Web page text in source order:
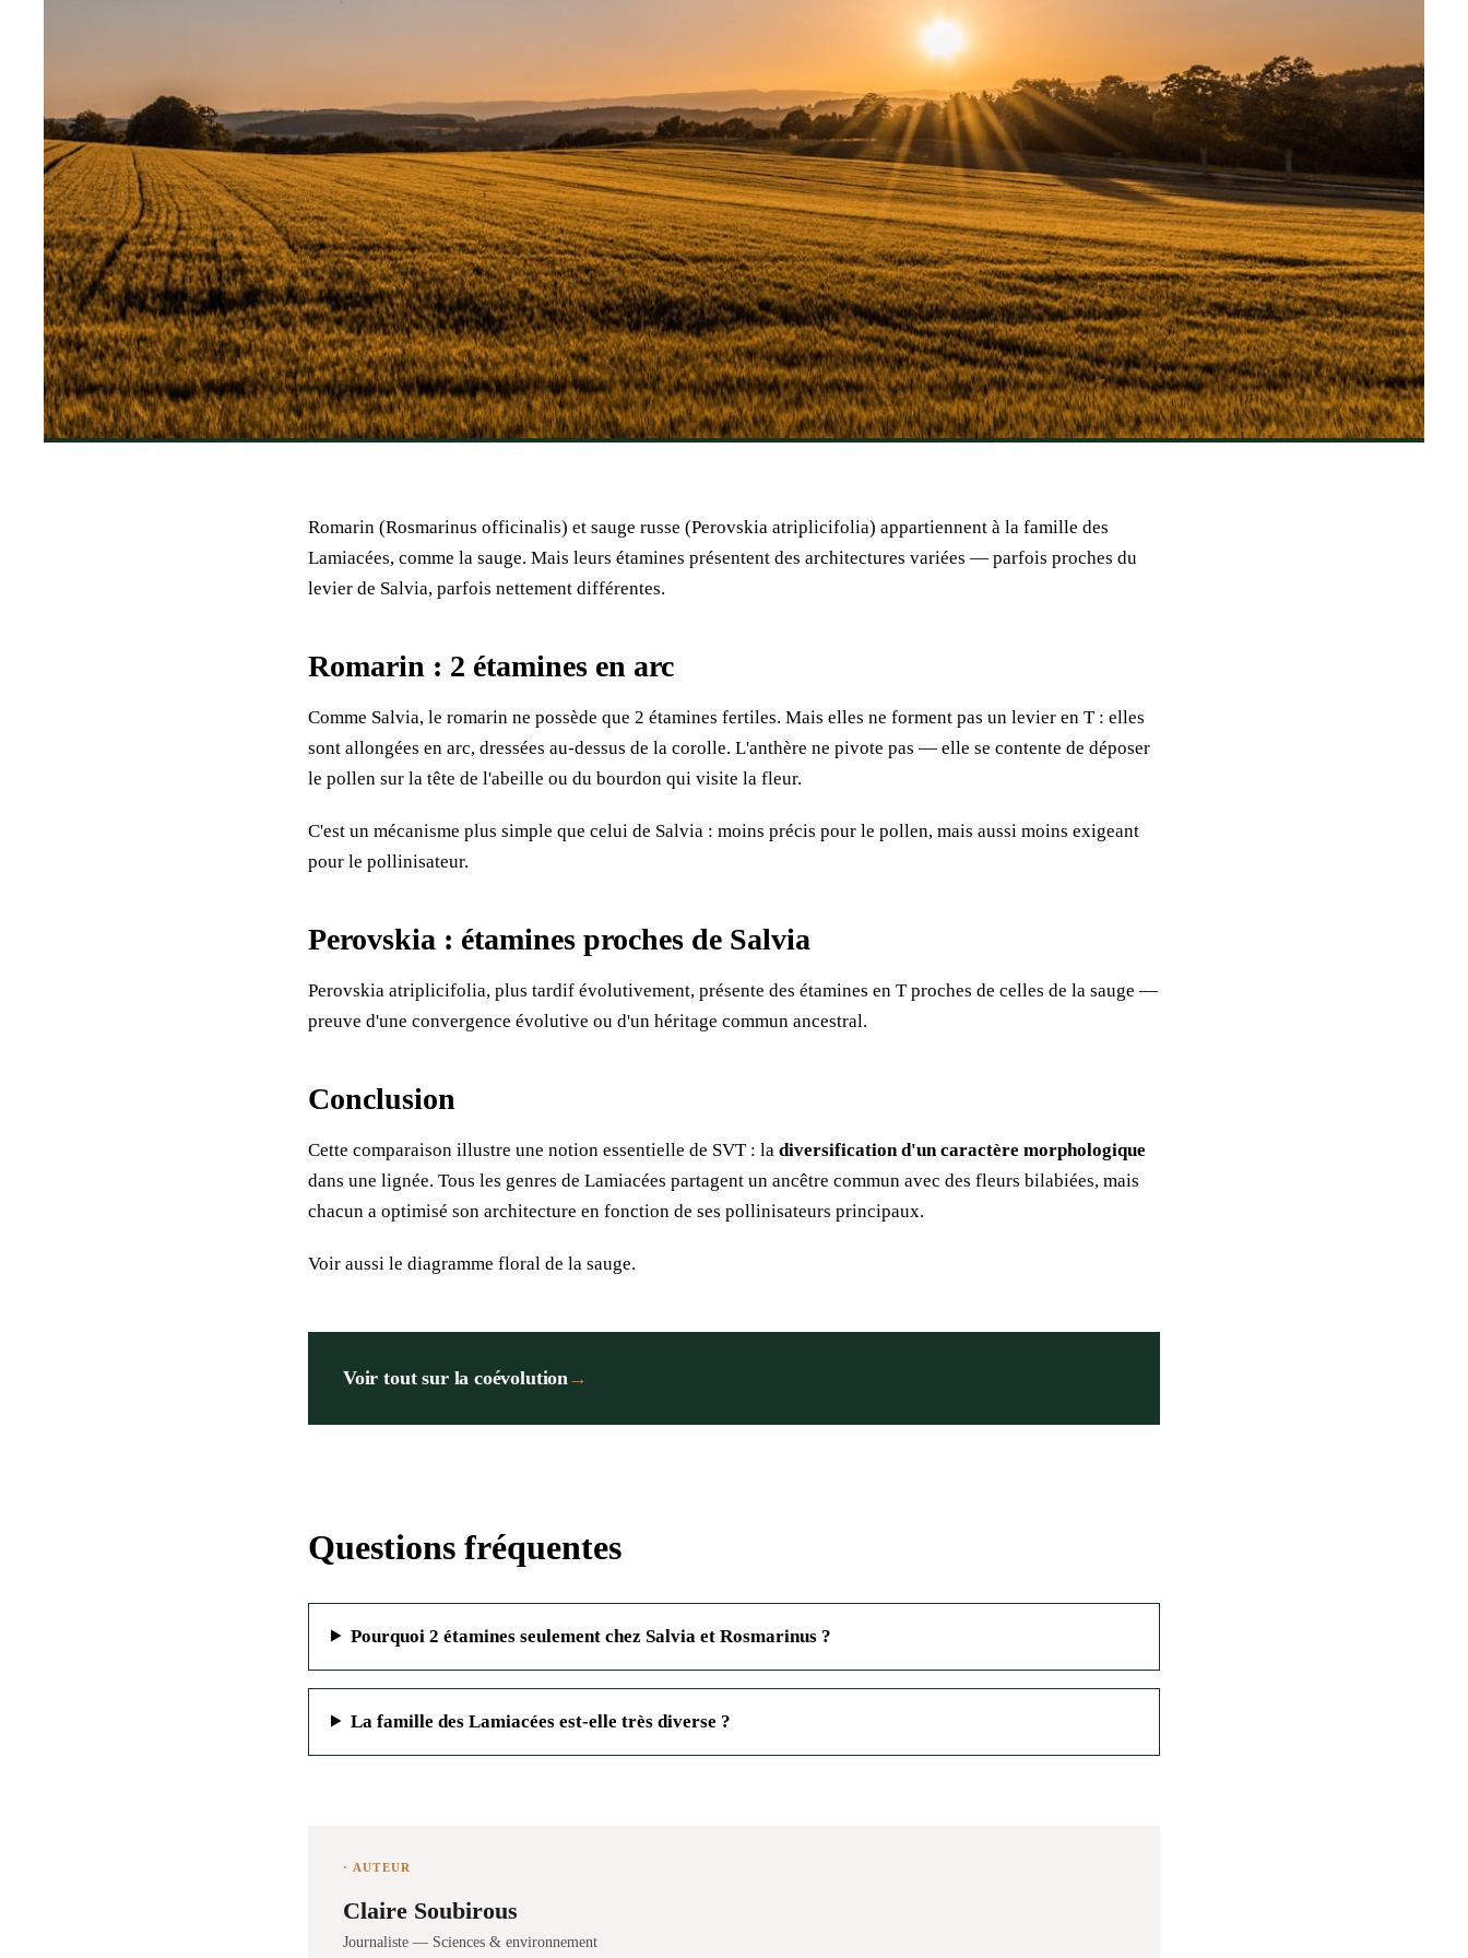
Romarin (Rosmarinus officinalis) et sauge russe (Perovskia atriplicifolia) appartiennent à la famille des
Lamiacées, comme la sauge. Mais leurs étamines présentent des architectures variées — parfois proches du
levier de Salvia, parfois nettement différentes.
Romarin : 2 étamines en arc
Comme Salvia, le romarin ne possède que 2 étamines fertiles. Mais elles ne forment pas un levier en T : elles
sont allongées en arc, dressées au-dessus de la corolle. L'anthère ne pivote pas — elle se contente de déposer
le pollen sur la tête de l'abeille ou du bourdon qui visite la fleur.
C'est un mécanisme plus simple que celui de Salvia : moins précis pour le pollen, mais aussi moins exigeant
pour le pollinisateur.
Perovskia : étamines proches de Salvia
Perovskia atriplicifolia, plus tardif évolutivement, présente des étamines en T proches de celles de la sauge —
preuve d'une convergence évolutive ou d'un héritage commun ancestral.
Conclusion
Cette comparaison illustre une notion essentielle de SVT : la diversification d'un caractère morphologique
dans une lignée. Tous les genres de Lamiacées partagent un ancêtre commun avec des fleurs bilabiées, mais
chacun a optimisé son architecture en fonction de ses pollinisateurs principaux.
Voir aussi le diagramme floral de la sauge.
Voir tout sur la coévolution→
Questions fréquentes
Pourquoi 2 étamines seulement chez Salvia et Rosmarinus ?
La famille des Lamiacées est-elle très diverse ?
· AUTEUR
Claire Soubirous
Journaliste — Sciences & environnement